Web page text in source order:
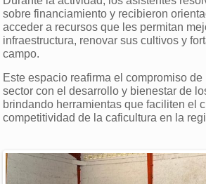
sobre financiamiento y recibieron
acceder a recursos que les permitan
infraestructura, renovar sus cultivos y
campo.
Este espacio reafirma el compromiso de
sector con el desarrollo y bienestar de
brindando herramientas que faciliten el
competitividad de la caficultura en la